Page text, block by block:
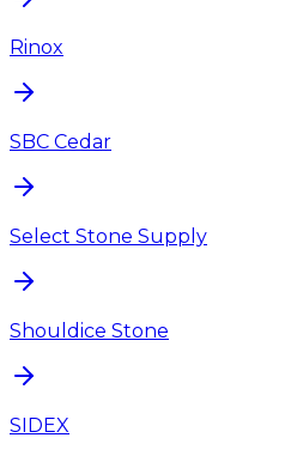
Rinox
SBC Cedar
Select Stone Supply
Shouldice Stone
SIDEX